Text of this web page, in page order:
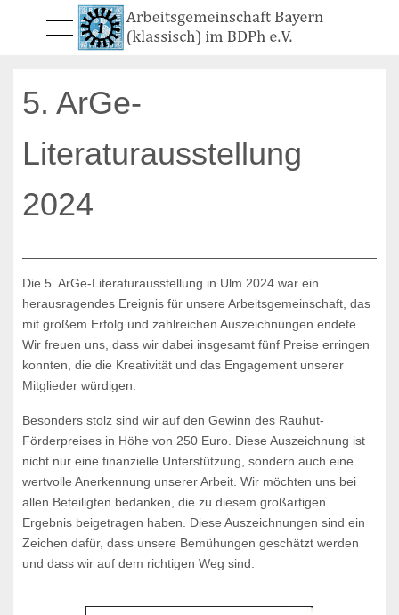
Mobile Menu Toggle
5. ArGe-
Literaturausstellung
2024
Die 5. ArGe-Literaturausstellung in Ulm 2024 war ein
herausragendes Ereignis für unsere Arbeitsgemeinschaft, das
mit großem Erfolg und zahlreichen Auszeichnungen endete.
Wir freuen uns, dass wir dabei insgesamt fünf Preise erringen
konnten, die die Kreativität und das Engagement unserer
Mitglieder würdigen.
Besonders stolz sind wir auf den Gewinn des Rauhut-
Förderpreises in Höhe von 250 Euro. Diese Auszeichnung ist
nicht nur eine finanzielle Unterstützung, sondern auch eine
wertvolle Anerkennung unserer Arbeit. Wir möchten uns bei
allen Beteiligten bedanken, die zu diesem großartigen
Ergebnis beigetragen haben. Diese Auszeichnungen sind ein
Zeichen dafür, dass unsere Bemühungen geschätzt werden
und dass wir auf dem richtigen Weg sind.